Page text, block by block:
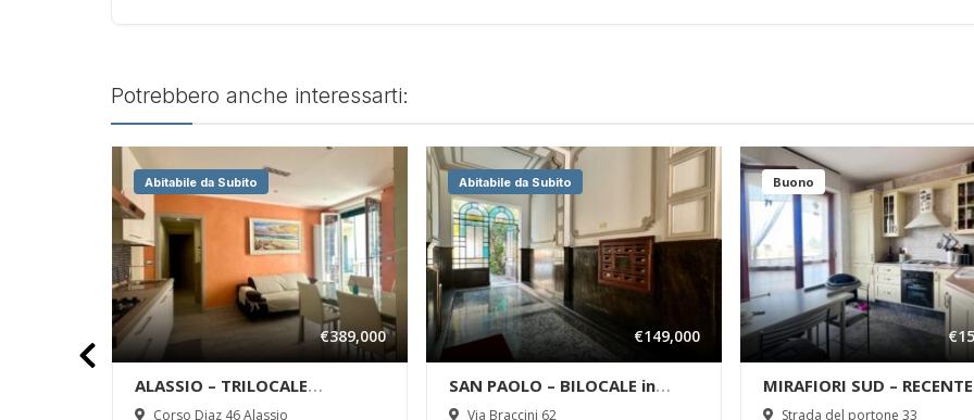
Potrebbero anche interessarti:
Abitabile da Subito
€389,000
ALASSIO – TRILOCALE
COMPLETAMENTE
Corso Diaz 46 Alassio
Abitabile da Subito
€149,000
SAN PAOLO – BILOCALE in
VENDITA a due passi dal
Via Braccini 62
Buono
MIRAFIORI SUD – RECENTE
COSTRUZIONE – BOX AUTO
Strada del portone 33